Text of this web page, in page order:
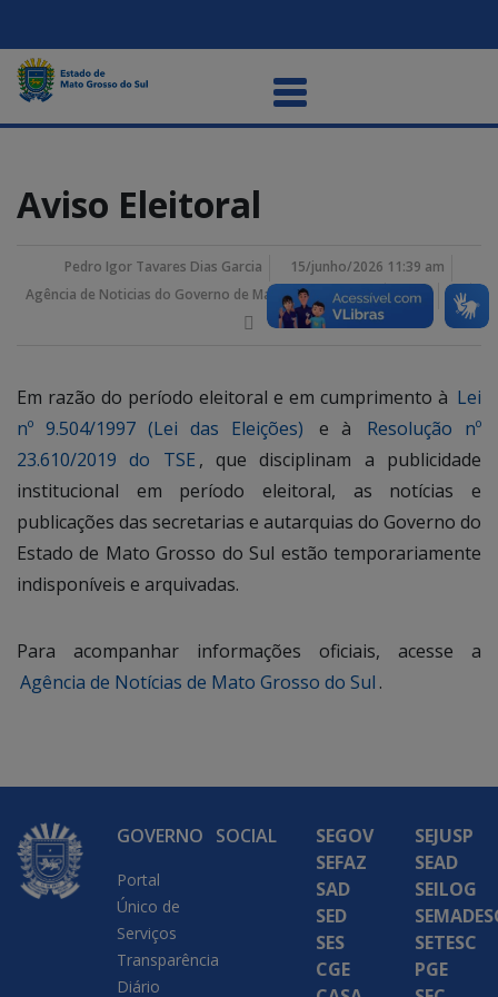
Aviso Eleitoral
Pedro Igor Tavares Dias Garcia
15/junho/2026 11:39 am
Agência de Noticias do Governo de Mato Grosso do Sul
Em razão do período eleitoral e em cumprimento à Lei
nº 9.504/1997 (Lei das Eleições)
e à
Resolução nº
23.610/2019 do TSE , que disciplinam a publicidade
institucional em período eleitoral, as notícias e
publicações das secretarias e autarquias do Governo do
Estado de Mato Grosso do Sul estão temporariamente
indisponíveis e arquivadas.
Para acompanhar informações oficiais, acesse a
Agência de Notícias de Mato Grosso do Sul .
GOVERNO
Portal
Único de
Serviços
Transparência
Diário
SOCIAL
SEGOV
SEFAZ
SAD
SED
SES
CGE
SEJUSP
SEAD
SEILOG
SETESC
PGE